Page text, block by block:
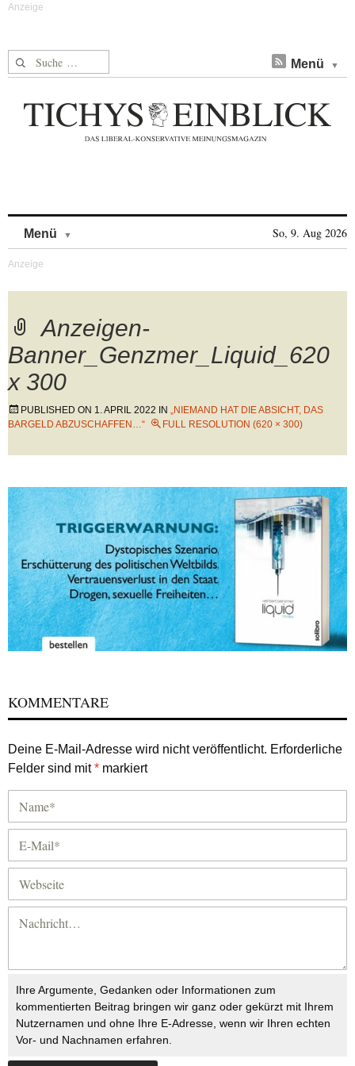
Suche nach: Menü
Menü So, 9. Aug 2026
Anzeigen-
Banner_Genzmer_Liquid_620
x 300
PUBLISHED ON 1. APRIL 2022 IN „NIEMAND HAT DIE ABSICHT, DAS
BARGELD ABZUSCHAFFEN…“
FULL RESOLUTION (620 × 300)
KOMMENTARE
Deine E-Mail-Adresse wird nicht veröffentlicht. Erforderliche
Felder sind mit* markiert
Ihre Argumente, Gedanken oder Informationen zum
kommentierten Beitrag bringen wir ganz oder gekürzt mit Ihrem
Nutzernamen und ohne Ihre E-Adresse, wenn wir Ihren echten
Vor- und Nachnamen erfahren.